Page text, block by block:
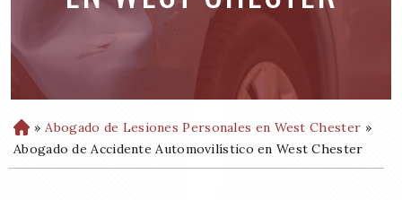
H
o
m
» Abogado de Lesiones Personales en West Chester »
Abogado de Accidente Automovilístico en West Chester